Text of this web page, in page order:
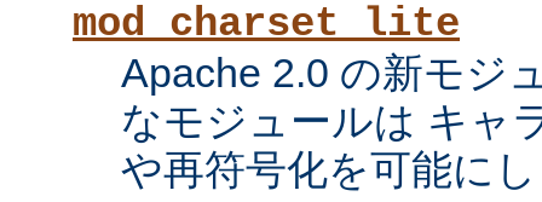
mod_charset_lite
Apache 2.0 の新モジ
なモジュールは キャ
や再符号化を可能に